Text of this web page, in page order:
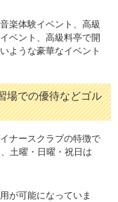
楽体験イベント、高級
ベント、高級料亭で開
ような豪華なイベント
場での優待などゴル
ナースクラブの特徴で
土曜・日曜・祝日は
が可能になっていま